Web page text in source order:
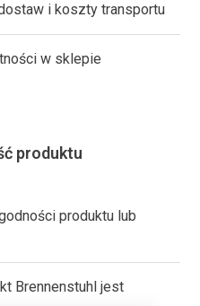
i koszty transportu
w sklepie
produktu
produktu lub
Brennenstuhl jest